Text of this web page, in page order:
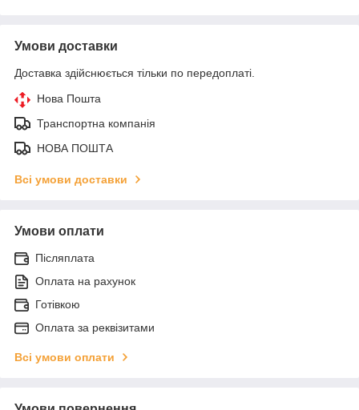
Умови доставки
Доставка здійснюється тільки по передоплаті.
Нова Пошта
Транспортна компанія
НОВА ПОШТА
Всі умови доставки
Умови оплати
Післяплата
Оплата на рахунок
Готівкою
Оплата за реквізитами
Всі умови оплати